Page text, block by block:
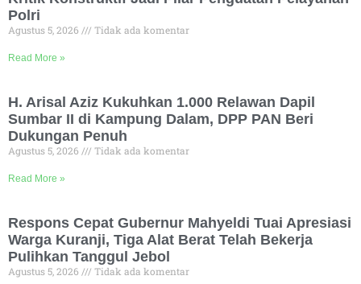
Polri
Agustus 5, 2026 Tidak ada komentar
Read More »
H. Arisal Aziz Kukuhkan 1.000 Relawan Dapil
Sumbar II di Kampung Dalam, DPP PAN Beri
Dukungan Penuh
Agustus 5, 2026 Tidak ada komentar
Read More »
Respons Cepat Gubernur Mahyeldi Tuai Apresiasi
Warga Kuranji, Tiga Alat Berat Telah Bekerja
Pulihkan Tanggul Jebol
Agustus 5, 2026 Tidak ada komentar